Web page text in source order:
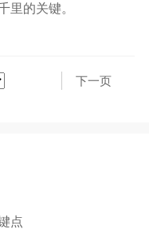
里的关键。
下一页
点